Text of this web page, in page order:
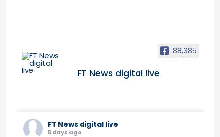
88,385
FT News digital live
FT News digital live
5 days ago